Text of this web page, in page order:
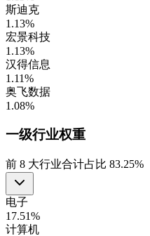
斯迪克
1.13%
宏景科技
1.13%
汉得信息
1.11%
奥飞数据
1.08%
一级行业权重
前 8 大行业合计占比 83.25%
电子
17.51%
计算机